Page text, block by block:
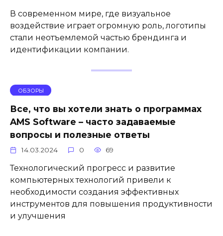
В современном мире, где визуальное
воздействие играет огромную роль, логотипы
стали неотъемлемой частью брендинга и
идентификации компании.
ОБЗОРЫ
Все, что вы хотели знать о программах
AMS Software – часто задаваемые
вопросы и полезные ответы
14.03.2024 0 69
Технологический прогресс и развитие
компьютерных технологий привели к
необходимости создания эффективных
инструментов для повышения продуктивности
и улучшения